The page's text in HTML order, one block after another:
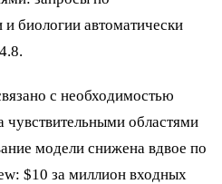
биологии автоматически
с необходимостью
чувствительными областями
модели снижена вдвое по
$10 за миллион входных